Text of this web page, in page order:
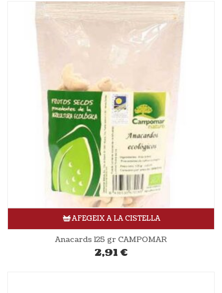
AFEGEIX A LA CISTELLA
Anacards 125 gr CAMPOMAR
2,91 €